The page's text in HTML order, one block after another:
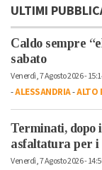
ULTIMI
Caldo sempre
sabato
Venerdì, 7 Agosto 2026 -
-ALESSANDRIA-ALTO
Terminati, dopo
asfaltatura per i
Venerdì, 7 Agosto 2026 -